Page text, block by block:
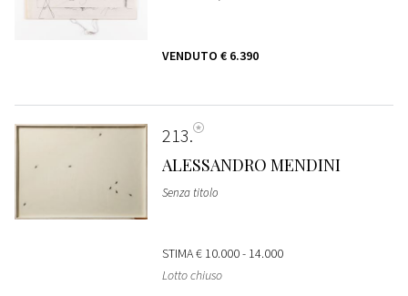
VENDUTO € 6.390
213
ALESSANDRO MENDINI
Senza titolo
STIMA€ 10.000 - 14.000
Lotto chiuso